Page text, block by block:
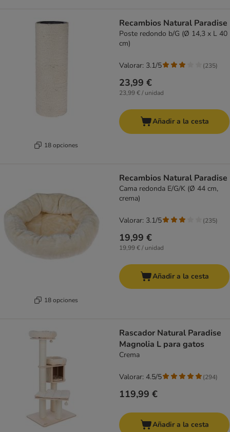
18 opciones
Recambios Natural Paradise
Poste redondo b/G (Ø 14,3 x L 40
cm)
23,99 €
23,99 € / unidad
Valorar: 3.1/5 (235)
Añadir a la cesta
18 opciones
Recambios Natural Paradise
Cama redonda E/G/K (Ø 44 cm,
crema)
19,99 €
19,99 € / unidad
Valorar: 3.1/5 (235)
Añadir a la cesta
Rascador Natural Paradise
Magnolia L para gatos
Crema
119,99 €
Valorar: 4.5/5 (294)
Añadir a la cesta